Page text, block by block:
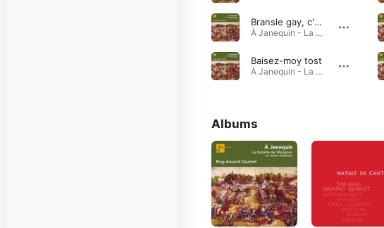
Bransle gay, c'est mon amy
À Janequin - La Bataille de Marignan et autres chansons · 2024
Baisez-moy tost
À Janequin - La Bataille de Marignan et autres chansons · 2024
Albums